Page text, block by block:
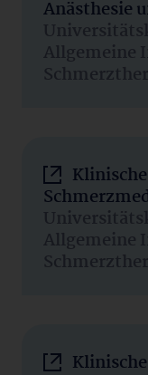
Anästhesie
Allgemeine
Allgemeine